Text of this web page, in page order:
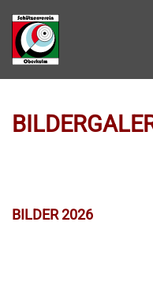
Zum Hauptinhalt
BILDER 2026